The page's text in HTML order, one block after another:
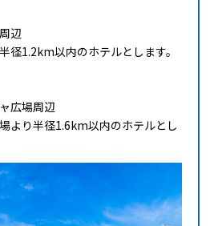
辺
径1.2km以内のホテルとします。
広場周辺
より半径1.6km以内のホテルとし